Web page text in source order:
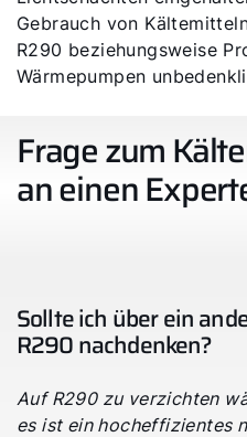
Gebrauch von
R290 beziehungsweise
Wärmepumpen
Frage zum
an einen
Sollte ich über ein
R290 nachdenken?
Auf R290 zu verzichten
es ist ein hocheffizientes
Wichtige Links
Karriere
Privatkunden-